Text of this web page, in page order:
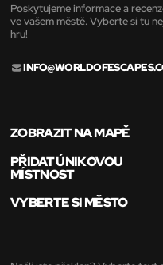
Poskytujeme informace a
ve vašem městě. Vyberte si tu
hru!
ZOBRAZIT NA MAPĚ
PŘIDAT ÚNIKOVOU
MÍSTNOST
VYBERTE SI MĚSTO